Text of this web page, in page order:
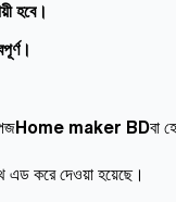
হবে।
Home maker BDবা
এড করে দেওয়া হয়েছে।